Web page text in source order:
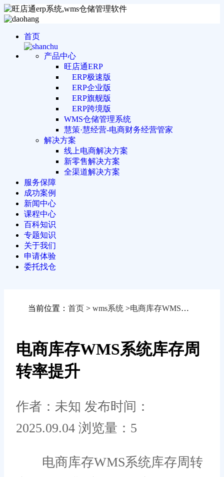
首页
产品中心
旺店通ERP
ERP极速版
ERP企业版
ERP旗舰版
ERP跨境版
WMS仓储管理系统
慧策·慧经营-电商财务经营管家
解决方案
线上电商解决方案
新零售解决方案
全渠道解决方案
服务保障
成功案例
新闻中心
课程中心
百科知识
专题知识
关于我们
申请体验
委托找仓
当前位置： 首页 > wms系统 >电商库存WMS系统库存周转率提升
电商库存WMS系统库存周
转率提升
作者：未知 发布时间：
2025.09.04 浏览量：5
电商库存WMS系统库存周转